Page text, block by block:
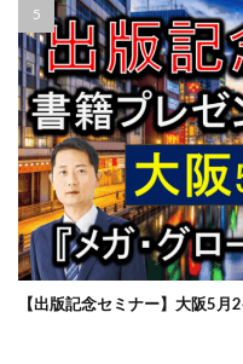
【出版記念セミナー】大阪5